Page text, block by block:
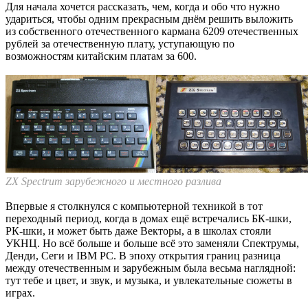
Для начала хочется рассказать, чем, когда и обо что нужно
удариться, чтобы одним прекрасным днём решить выложить
из собственного отечественного кармана 6209 отечественных
рублей за отечественную плату, уступающую по
возможностям китайским платам за 600.
ZX Spectrum зарубежного и местного разлива
Впервые я столкнулся с компьютерной техникой в тот
переходный период, когда в домах ещё встречались БК-шки,
РК-шки, и может быть даже Векторы, а в школах стояли
УКНЦ. Но всё больше и больше всё это заменяли Спектрумы,
Денди, Сеги и IBM PC. В эпоху открытия границ разница
между отечественным и зарубежным была весьма наглядной:
тут тебе и цвет, и звук, и музыка, и увлекательные сюжеты в
играх.